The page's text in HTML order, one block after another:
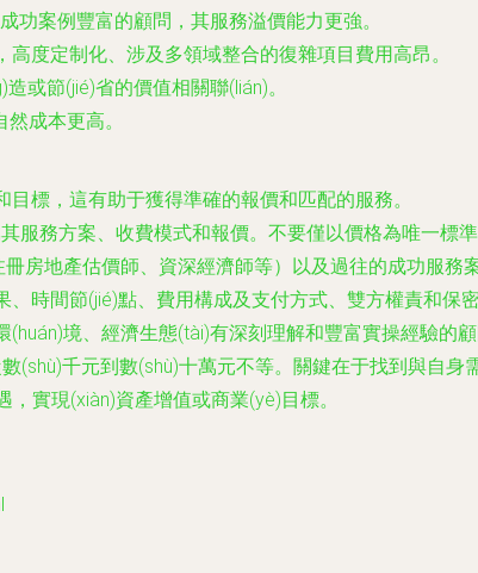
功案例豐富的顧問，其服務溢價能力更強。
高度定制化、涉及多領域整合的復雜項目費用高昂。
或節(jié)省的價值相關聯(lián)。
成本更高。
標，這有助于獲得準確的報價和匹配的服務。
服務方案、收費模式和報價。不要僅以價格為唯一標準
房地產估價師、資深經濟師等）以及過往的成功服務案
時間節(jié)點、費用構成及支付方式、雙方權責和保密
(huán)境、經濟生態(tài)有深刻理解和豐富實操經驗的
(shù)千元到數(shù)十萬元不等。關鍵在于找到與自
實現(xiàn)資產增值或商業(yè)目標。